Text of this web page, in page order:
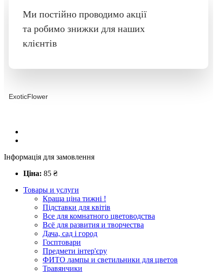
Ми постійно проводимо акції
та робимо знижки для наших
клієнтів
ExoticFlower
Інформація для замовлення
Ціна: 85 ₴
Товары и услуги
Краща ціна тижні !
Підставки для квітів
Все для комнатного цветоводства
Всё для развития и творчества
Дача, сад і город
Госптовари
Предмети інтер'єру
ФИТО лампы и светильники для цветов
Травянчики